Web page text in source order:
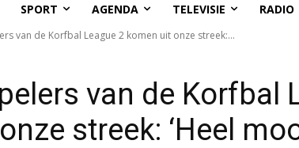
SPORT AGENDA TELEVISIE RADIO
van de Korfbal League 2 komen uit onze streek:...
van de Korfbal
streek: ‘Heel